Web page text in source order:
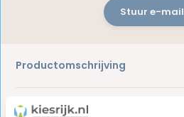
Productomschrijving
Reviews
Stuur e-mail